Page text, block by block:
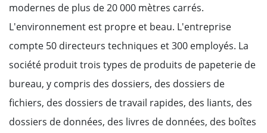
modernes de plus de 20 000 mètres carrés.
L'environnement est propre et beau. L'entreprise
compte 50 directeurs techniques et 300 employés. La
société produit trois types de produits de papeterie de
bureau, y compris des dossiers, des dossiers de
fichiers, des dossiers de travail rapides, des liants, des
dossiers de données, des livres de données, des boîtes